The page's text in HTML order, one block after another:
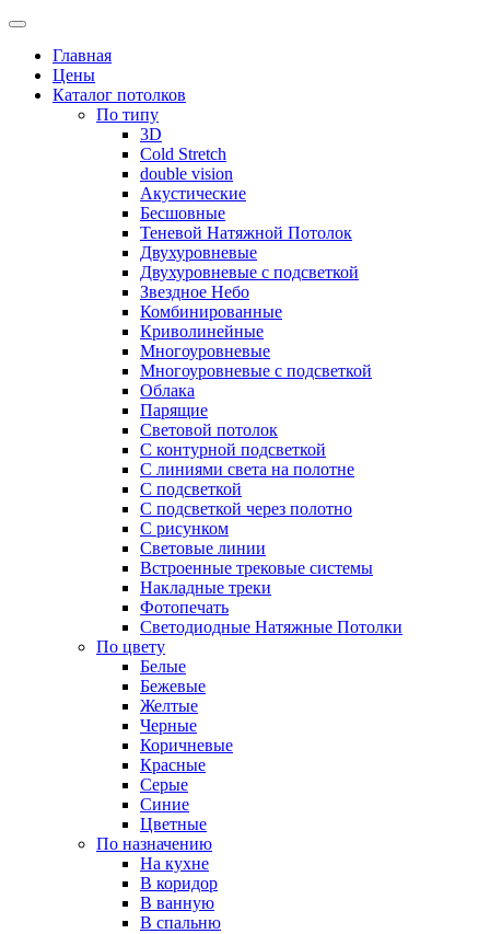
Skip
contentГлавная
Цены
Каталог потолков
По типу
3D
Cold Stretch
double vision
Акустические
Бесшовные
Теневой Натяжной Потолок
Двухуровневые
Двухуровневые с подсветкой
Звездное Небо
Комбинированные
Криволинейные
Многоуровневые
Многоуровневые с подсветкой
Облака
Парящие
Световой потолок
С контурной подсветкой
С линиями света на полотне
С подсветкой
С подсветкой через полотно
С рисунком
Световые линии
Встроенные трековые системы
Накладные треки
Фотопечать
Светодиодные Натяжные Потолки
По цвету
Белые
Бежевые
Желтые
Черные
Коричневые
Красные
Серые
Синие
Цветные
По назначению
На кухне
В коридор
В ванную
В спальню